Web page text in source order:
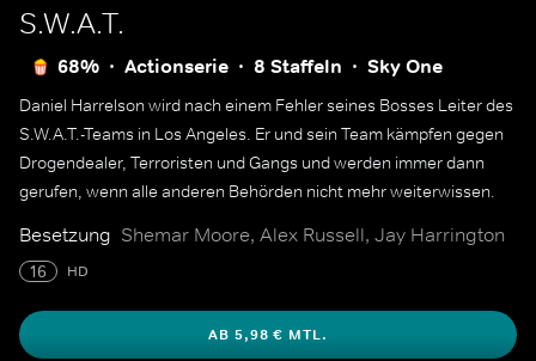
S.W.A.T.
68% Actionserie 8 Staffeln Sky One
Daniel Harrelson wird nach einem Fehler seines Bosses Leiter des
S.W.A.T.-Teams in Los Angeles. Er und sein Team kämpfen gegen
Drogendealer, Terroristen und Gangs und werden immer dann
gerufen, wenn alle anderen Behörden nicht mehr weiterwissen.
Besetzung Shemar Moore, Alex Russell, Jay Harrington
16 HD
AB 5,98 € MTL.